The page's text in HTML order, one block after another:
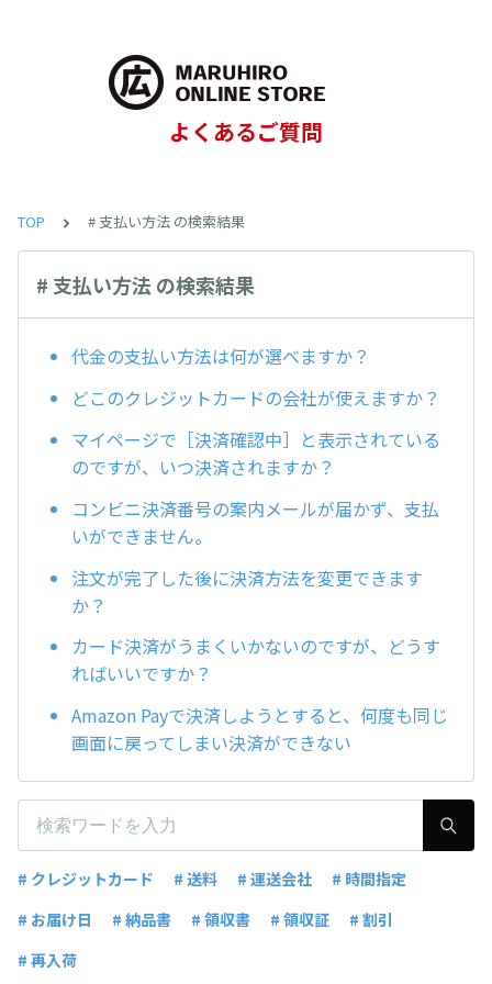
よくあるご質問
TOP # 支払い方法 の検索結果
# 支払い方法 の検索結果
代金の支払い方法は何が選べますか？
どこのクレジットカードの会社が使えますか？
マイページで［決済確認中］と表示されている
のですが、いつ決済されますか？
コンビニ決済番号の案内メールが届かず、支払
いができません。
注文が完了した後に決済方法を変更できます
か？
カード決済がうまくいかないのですが、どうす
ればいいですか？
Amazon Payで決済しようとすると、何度も同じ
画面に戻ってしまい決済ができない
# クレジットカード # 送料 # 運送会社
# 時間指定
# お届け日
# 納品書 # 領収書 # 領収証
# 割引
# 再入荷